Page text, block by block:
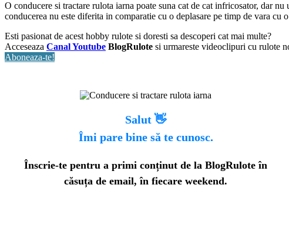
O conducere si tractare rulota iarna poate suna cat de cat infricosator, dar
conducerea nu este diferita in comparatie cu o deplasare pe timp de vara cu
Esti pasionat de acest hobby rulote si doresti sa descoperi cat mai multe?
Acceseaza Canal Youtube BlogRulote si urmareste videoclipuri cu rulote
Aboneaza-te!
Salut 👋
Îmi pare bine să te cunosc.
Înscrie-te pentru a primi conținut de la BlogRulote în
căsuța de email, în fiecare weekend.